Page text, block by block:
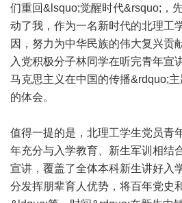
们重回&lsquo;觉醒时代&rsquo;，
动了我，作为一名新时代的北理工
因，努力为中华民族的伟大复兴贡
入党积极分子林同学在听完青年宣
马克思主义在中国的传播&rdquo;
的体会。
值得一提的是，北理工学生党员青
年充分与入学教育、新生军训相结
宣讲，覆盖了全体本科新生讲好入
分发挥朋辈育人优势，将百年党史